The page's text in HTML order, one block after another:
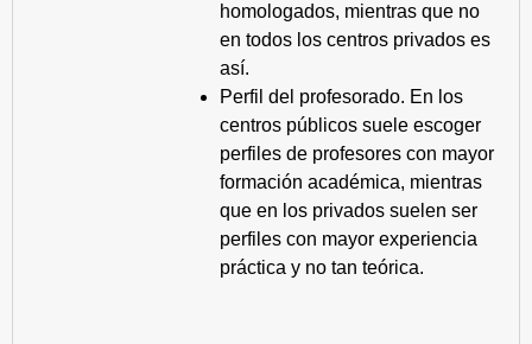
homologados, mientras que no
en todos los centros privados es
así.
Perfil del profesorado. En los
centros públicos suele escoger
perfiles de profesores con mayor
formación académica, mientras
que en los privados suelen ser
perfiles con mayor experiencia
práctica y no tan teórica.